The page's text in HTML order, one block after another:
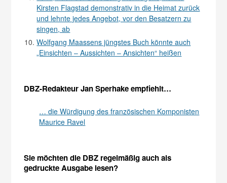
Kirsten Flagstad demonstrativ in die Heimat zurück
und lehnte jedes Angebot, vor den Besatzern zu
singen, ab
Wolfgang Maassens jüngstes Buch könnte auch
„Einsichten – Aussichten – Ansichten“ heißen
DBZ-Redakteur Jan Sperhake empfiehlt…
… die Würdigung des französischen Komponisten
Maurice Ravel
Sie möchten die DBZ regelmäßig auch als
gedruckte Ausgabe lesen?